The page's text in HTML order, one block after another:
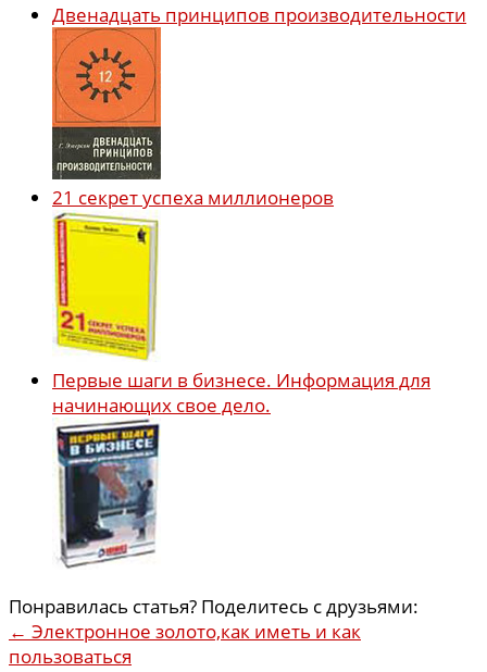
Двенадцать принципов производительности
21 секрет успеха миллионеров
Первые шаги в бизнесе. Информация для
начинающих свое дело.
Понравилась статья? Поделитесь с друзьями:
← Электронное золото,как иметь и как
пользоваться